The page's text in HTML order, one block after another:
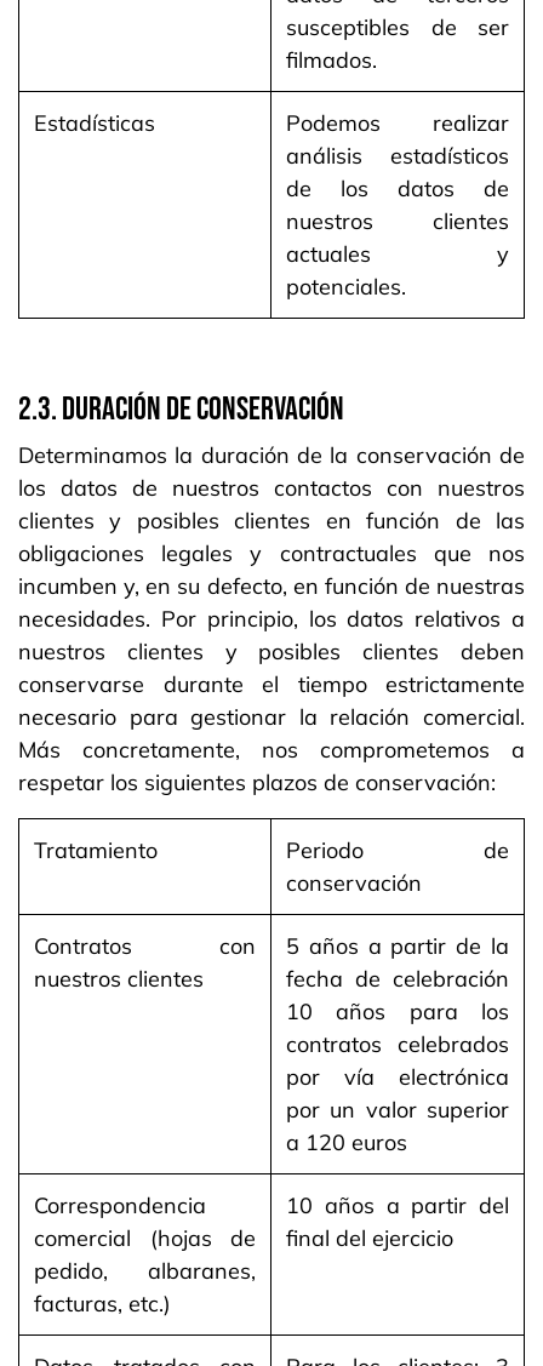
susceptibles de ser
filmados.
Estadísticas
Podemos realizar
análisis estadísticos
de los datos de
nuestros clientes
actuales y
potenciales.
2.3. Duración de conservación
Determinamos la duración de la conservación de
los datos de nuestros contactos con nuestros
clientes y posibles clientes en función de las
obligaciones legales y contractuales que nos
incumben y, en su defecto, en función de nuestras
necesidades. Por principio, los datos relativos a
nuestros clientes y posibles clientes deben
conservarse durante el tiempo estrictamente
necesario para gestionar la relación comercial.
Más concretamente, nos comprometemos a
respetar los siguientes plazos de conservación:
Tratamiento ​
Periodo de
conservación
Contratos con
nuestros clientes
5 años a partir de la
fecha de celebración
10 años para los
contratos celebrados
por vía electrónica
por un valor superior
a 120 euros
Correspondencia
comercial (hojas de
pedido, albaranes,
facturas, etc.)
10 años a partir del
final del ejercicio